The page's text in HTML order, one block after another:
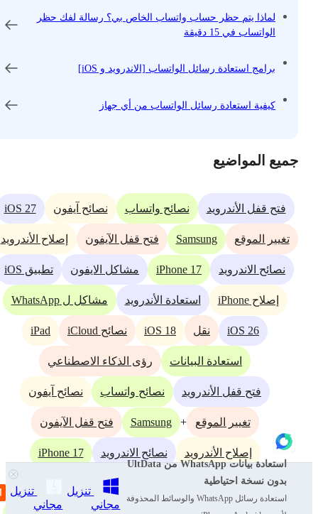
لماذا يتم حظر حساب واتساب الخاص بي؟ رسالة لفك حظر
الواتساب في 15 دقيقة
برامج استعادة رسائل الواتساب [الاندرويد و iOS]
كيفية استعادة رسائل الواتساب من أي جهاز
جميع المواضيع
فتح قفل الأندرويد نصائح واتساب نصائح آيفون iOS 27
تغيير الموقع Samsung فتح قفل الآيفون إصلاح الأندرويد
نصائح الاندرويد iPhone 17 مشاكل الايفون تطبيق iOS
إصلاح iPhone استعادة الأندرويد مشاكل ل WhatsApp
iOS 26 نقل iOS 18 نصائح iCloud iPad
استعادة البيانات رؤى الذكاء الاصطناعي
فتح قفل الأندرويد نصائح واتساب نصائح آيفون
تغيير الموقع +
Samsung فتح قفل الآيفون
إصلاح الأندرويد نصائح الاندرويد iPhone 17
مشاكل الايفون تطبيق iOS
استعادة بيانات WhatsApp من UltData
بدون نسخة احتياطية
استعادة رسائل WhatsApp والوسائط المحذوفة
تنزيل
مجاني
تنزيل
مجاني